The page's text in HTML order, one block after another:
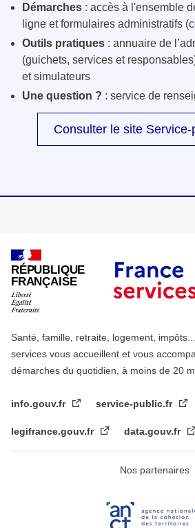
Démarches : accès à l'ensemble
ligne et formulaires administratifs
Outils pratiques : annuaire de
(guichets, services et
et simulateurs
Une question ? : service de
Consulter le site Service-
RÉPUBLIQUE
FRANÇAISE
Santé, famille, retraite, logement,
services vous accueillent et vous
démarches du quotidien, à moins de 20
info.gouv.fr service-public.fr
legifrance.gouv.fr data.gouv.fr
Nos partenaires